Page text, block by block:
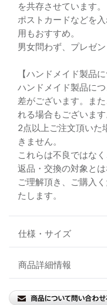
を共存させています。
ポストカードなどを
用もおすすめ。
男女問わず、プレゼ
【ハンドメイド製品に
ハンドメイド製品に
差がございます。ま
れる場合もございます
2点以上ご注文頂いた
きません。
これらは不良ではな
返品・交換の対象とは
ご理解頂き、ご購入
たします。
仕様・サイズ
商品詳細情報